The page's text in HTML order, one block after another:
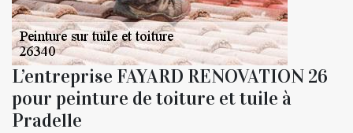
L’entreprise FAYARD RENOVATION 26
pour peinture de toiture et tuile à
Pradelle